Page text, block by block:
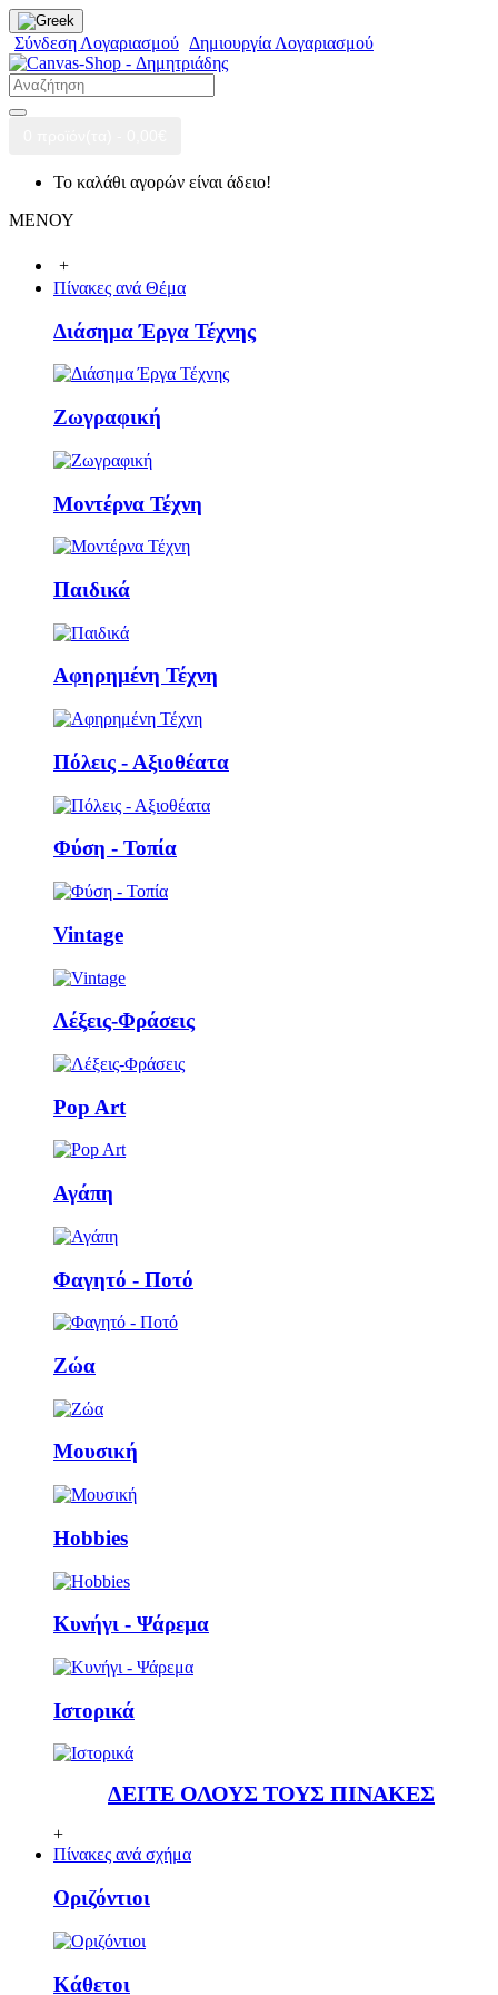
Σύνδεση Λογαριασμού Δημιουργία Λογαριασμού
Το καλάθι αγορών είναι άδειο!
ΜΕΝΟΥ
+
Πίνακες ανά Θέμα
Διάσημα Έργα Τέχνης
Ζωγραφική
Μοντέρνα Τέχνη
Παιδικά
Αφηρημένη Τέχνη
Πόλεις - Αξιοθέατα
Φύση - Τοπία
Vintage
Λέξεις-Φράσεις
Pop Art
Αγάπη
Φαγητό - Ποτό
Ζώα
Μουσική
Ηobbies
Κυνήγι - Ψάρεμα
Ιστορικά
ΔΕΙΤΕ ΟΛΟΥΣ ΤΟΥΣ ΠΙΝΑΚΕΣ
+
Πίνακες ανά σχήμα
Οριζόντιοι
Κάθετoι